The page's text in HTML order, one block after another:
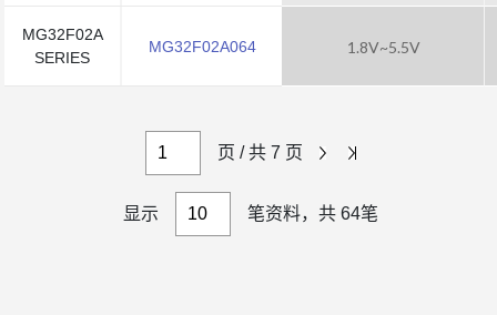
MG32F02A
SERIES
MG32F02A064 1.8V~5.5V
页 / 共 7 页
显示 笔资料，共 64笔